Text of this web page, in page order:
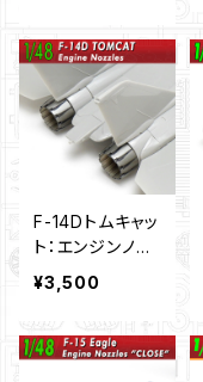
F-14Dトムキャッ
ト：エンジンノズ
ル（1/48）
¥3,500